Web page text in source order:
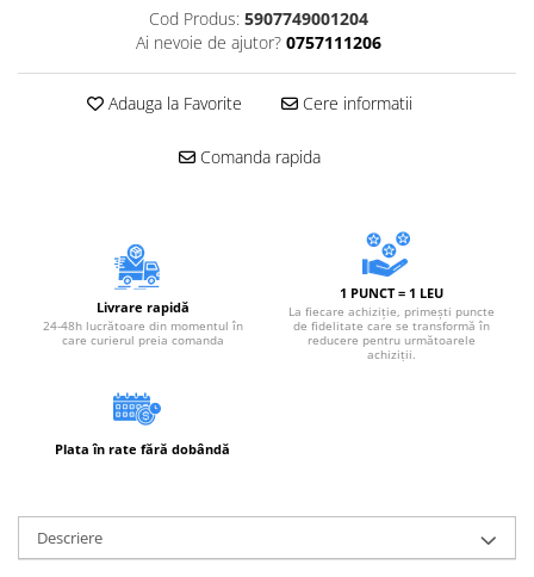
Cod Produs: 5907749001204
Ai nevoie de ajutor? 0757111206
Adauga la Favorite Cere informatii
Comanda rapida
Livrare rapidă
24-48h lucrătoare din momentul în
care curierul preia comanda
1 PUNCT = 1 LEU
La fiecare achiziție, primești puncte
de fidelitate care se transformă în
reducere pentru următoarele
achiziții.
Plata în rate fără dobândă
Descriere